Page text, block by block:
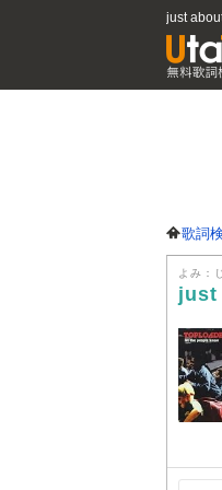
just
歌詞
よみ：
just